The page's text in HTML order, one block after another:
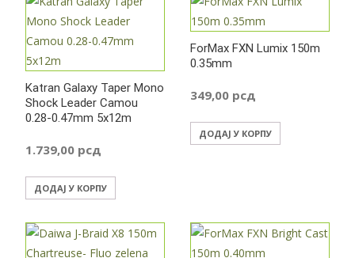
Katran Galaxy Taper Mono
Shock Leader Camou
0.28-0.47mm 5x12m
1.739,00 рсд
ДОДАЈ У КОРПУ
ForMax FXN Lumix 150m
0.35mm
349,00 рсд
ДОДАЈ У КОРПУ